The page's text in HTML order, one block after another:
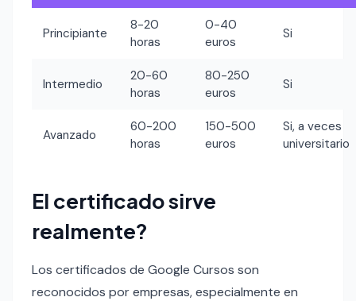
Principiante
8-20
horas
0-40
euros
Si
Intermedio
20-60
horas
80-250
euros
Si
Avanzado
60-200
horas
150-500
euros
Si, a veces
universitario
El certificado sirve
realmente?
Los certificados de Google Cursos son
reconocidos por empresas, especialmente en